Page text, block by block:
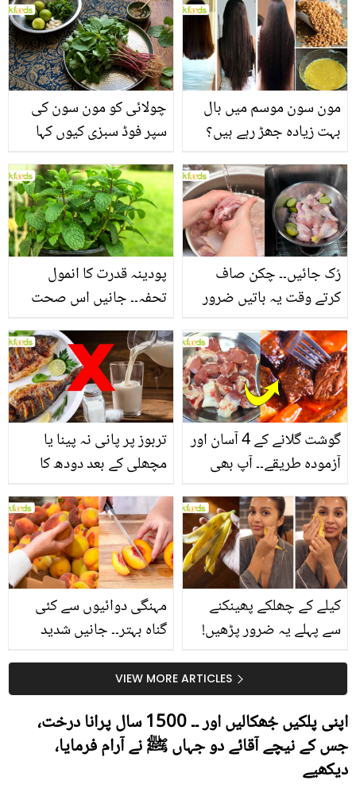
چولائی کو مون سون کی
سپر فوڈ سبزی کیوں کہا
منرلز اور اینٹی آکسیڈنٹس
سے بھرپور اس سبزی کے
فائدے
مون سون موسم میں بال
بہت زیادہ جھڑ رہے ہیں؟
بنانے کے چند قدرتی طریقے
پودینہ قدرت کا انمول
تحفہ۔۔ جانیں اس صحت
انگیز طبی فوائد
رُک جائیں۔۔ چکن صاف
کرتے وقت یہ باتیں ضرور
تربوز پر پانی نہ پینا یا
مچھلی کے بعد دودھ کا
سے متعلق غلط فہمیوں کی
حقیقت کیا ہے اور افواہ
کیا؟
گوشت گلانے کے 4 آسان اور
آزمودہ طریقے۔۔ آپ بھی
بتائے راز
مہنگی دوائیوں سے کئی
گناہ بہتر۔۔ جانیں شدید
کیوں کھانا چاہیے؟
کیلے کے چھلکے پھینکنے
سے پہلے یہ ضرور پڑھیں!
سستا اور قدرتی حلVIEW MORE ARTICLES
اپنی پلکیں جُھکالیں اور ۔۔ 1500 سال پرانا درخت،
جس کے نیچے آقائے دو جہاں ﷺ نے آرام فرمایا،
دیکھیے